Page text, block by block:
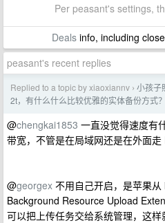
Per peasant's settings,
Dealsinfo, including
peasant's recent replies
Replied to a topic by xiaoxiannv › 小孩子
2t，有什么什么比较优雅的实体备份方式？
@chengkai1853 一直没觉得速度有
带宽，不管是在局域网还是在外面
@georgex 不用自己开启，是苹果
Background Resource Upload
可以把上传任务交给系统管理，这